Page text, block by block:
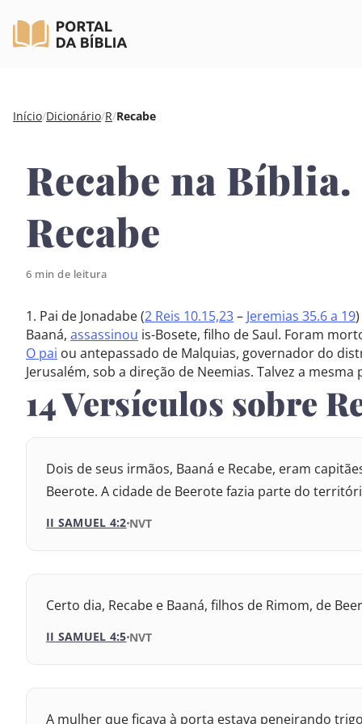
Pular
conteúdo
Início/Dicionário/R/Recabe
Recabe na
Recabe
6 min de leitura
1. Pai de Jonadabe (2 Reis 10.15,23– Jeremias 35.6 a 19
Baaná, assassinou is-Bosete, filho de Saul. Foram
O pai ou antepassado de Malquias, governador do
Jerusalém, sob a direção de Neemias. Talvez a mesma
14 Versículos sobre
Dois de seus irmãos, Baaná e Recabe, eram
Beerote. A cidade de Beerote fazia parte do
II SAMUEL 4:2 VERSÃO DA BÍBLIA
NVT
Nova Versão Internacional
2017 – Nova Almeida Atualizada
1969 – Almeida Revisada e Corrigida
Certo dia, Recabe e Baaná, filhos de Rimom, de
II SAMUEL 4:5 VERSÃO DA BÍBLIA
NVT
Nova Versão Internacional
A mulher que ficava à porta estava peneirando